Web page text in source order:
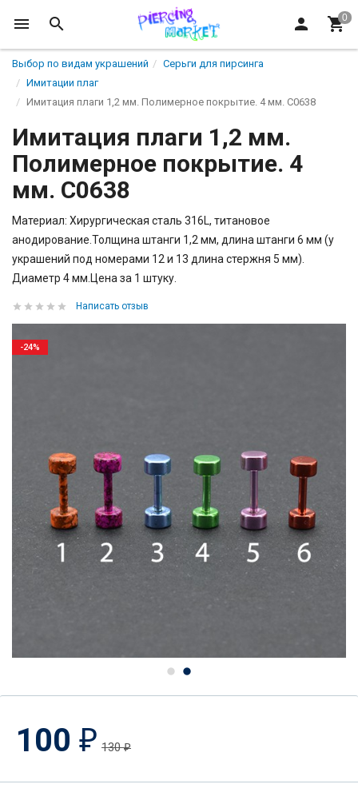
Выбор по видам украшений
Серьги для пирсинга
Имитации плаг
Имитация плаги 1,2 мм. Полимерное покрытие. 4 мм. C0638
Имитация плаги 1,2 мм.
Полимерное покрытие. 4
мм. C0638
Материал: Хирургическая сталь 316L, титановое
анодирование.Толщина штанги 1,2 мм, длина штанги 6 мм (у
украшений под номерами 12 и 13 длина стержня 5 мм).
Диаметр 4 мм.Цена за 1 штуку.
Написать отзыв
-24%
100 ₽ 130₽